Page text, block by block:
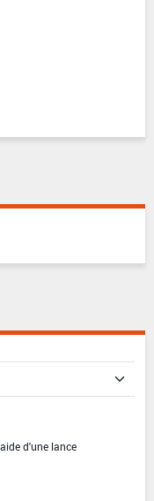
d'une lance